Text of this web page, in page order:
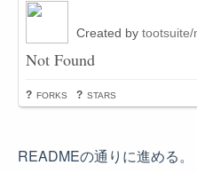
READMEの通りに進める。